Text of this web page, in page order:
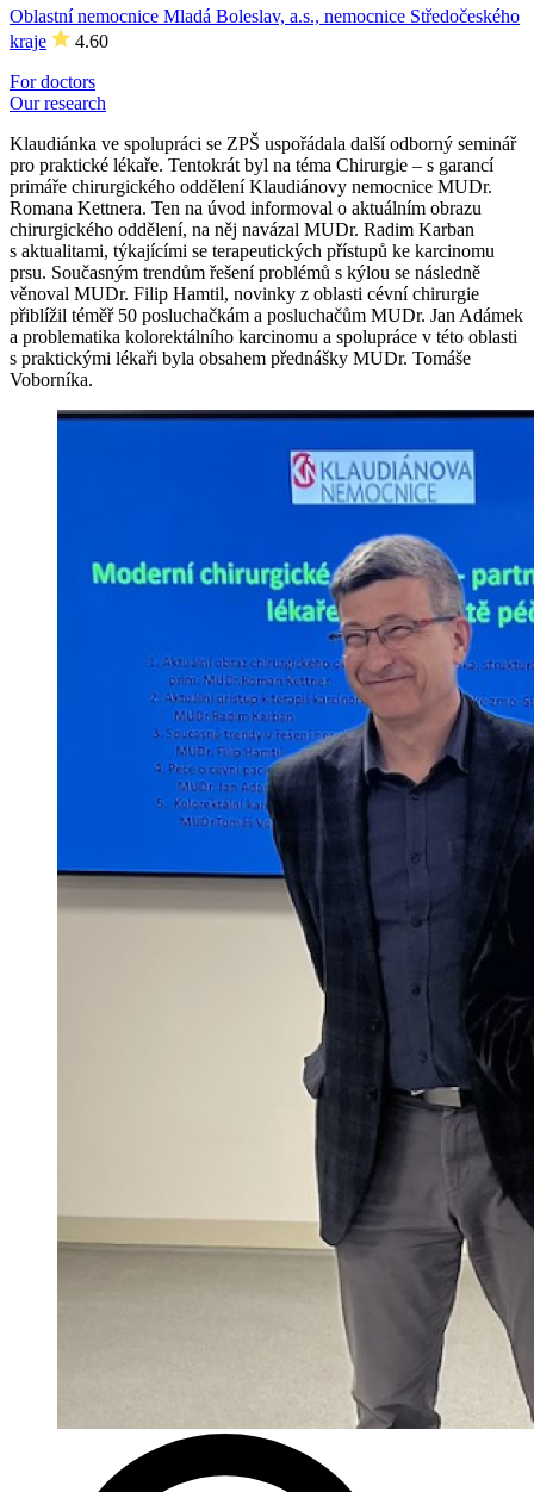
Oblastní nemocnice Mladá Boleslav, a.s., nemocnice Středočeského
kraje
4.60
For doctors
Our research
Klaudiánka ve spolupráci se ZPŠ uspořádala další odborný seminář
pro praktické lékaře. Tentokrát byl na téma Chirurgie – s garancí
primáře chirurgického oddělení Klaudiánovy nemocnice MUDr.
Romana Kettnera. Ten na úvod informoval o aktuálním obrazu
chirurgického oddělení, na něj navázal MUDr. Radim Karban
s aktualitami, týkajícími se terapeutických přístupů ke karcinomu
prsu. Současným trendům řešení problémů s kýlou se následně
věnoval MUDr. Filip Hamtil, novinky z oblasti cévní chirurgie
přiblížil téměř 50 posluchačkám a posluchačům MUDr. Jan Adámek
a problematika kolorektálního karcinomu a spolupráce v této oblasti
s praktickými lékaři byla obsahem přednášky MUDr. Tomáše
Voborníka.